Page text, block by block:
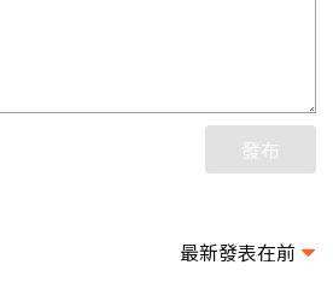
發布
最新發表在前